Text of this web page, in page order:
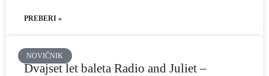
PREBERI »
NOVIČNIK
Dvajset let baleta Radio and Juliet –